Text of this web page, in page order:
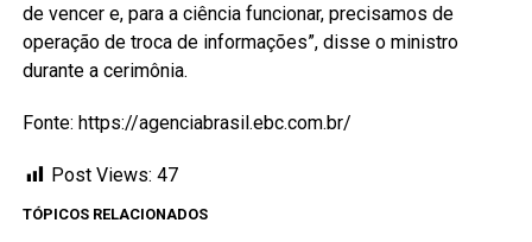
de vencer e, para a ciência funcionar, precisamos de
operação de troca de informações”, disse o ministro
durante a cerimônia.
Fonte: https://agenciabrasil.ebc.com.br/
Post Views: 47
TÓPICOS RELACIONADOS